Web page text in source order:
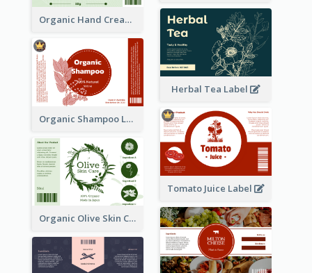
Organic Hand Cream Label
Herbal Tea Label
Organic Shampoo Label
Tomato Juice Label
Organic Olive Skin Care Label